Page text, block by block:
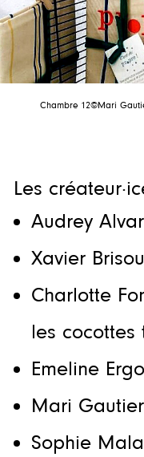
Chambre 12©Mari
Les
Audrey
Xavier
Charlotte
les cocottes
Emeline
Mari
Sophie